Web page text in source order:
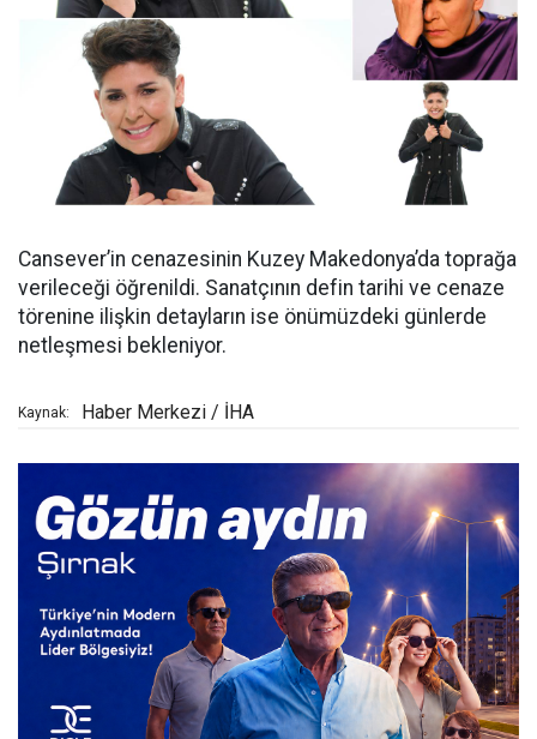
Cansever’in cenazesinin Kuzey Makedonya’da toprağa
verileceği öğrenildi. Sanatçının defin tarihi ve cenaze
törenine ilişkin detayların ise önümüzdeki günlerde
netleşmesi bekleniyor.
Kaynak: Haber Merkezi / İHA